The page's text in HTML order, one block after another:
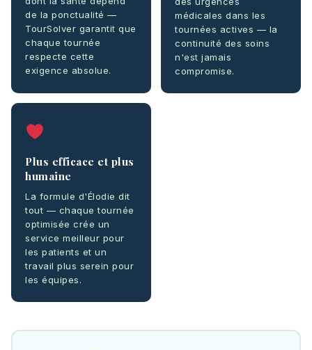
de la ponctualité —
TourSolver garantit que
chaque tournée
respecte cette
exigence absolue.
médicales dans les
tournées actives — la
continuité des soins
n'est jamais
compromise.
Plus efficace et plus
humaine
La formule d'Élodie dit
tout — chaque tournée
optimisée crée un
service meilleur pour
les patients et un
travail plus serein pour
les équipes.